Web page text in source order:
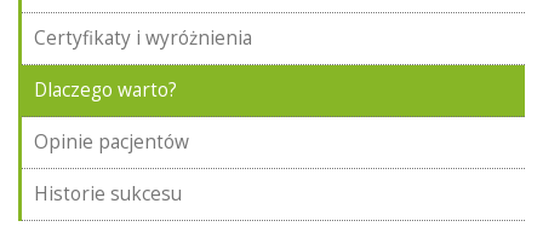
Certyfikaty i wyróżnienia
Dlaczego warto?
Opinie pacjentów
Historie sukcesu